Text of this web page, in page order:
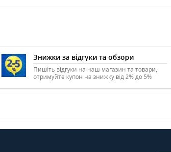
Знижки за відгуки та обзори
Пишіть відгуки на наш магазин та товари,
отримуйте купон на знижку від 2% до 5%